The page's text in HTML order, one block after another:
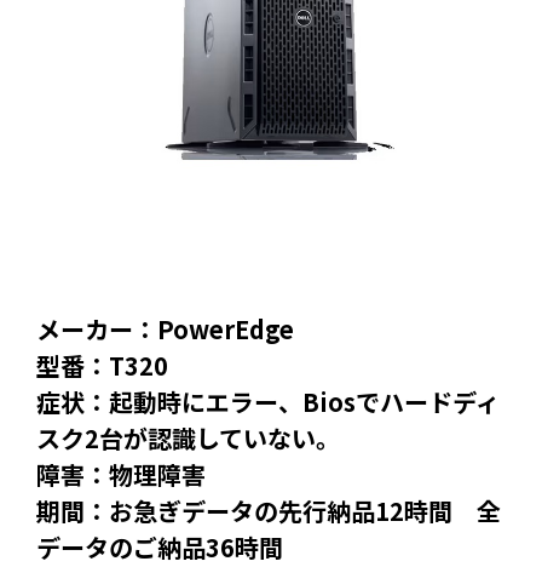
メーカー：PowerEdge
型番：T320
症状：起動時にエラー、Biosでハードディ
スク2台が認識していない。
障害：物理障害
期間：お急ぎデータの先行納品12時間 全
データのご納品36時間